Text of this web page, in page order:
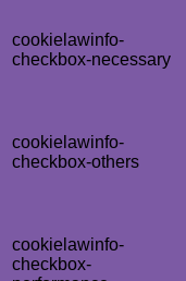
cookielawinfo-
checkbox-necessary
cookielawinfo-
checkbox-others
cookielawinfo-
checkbox-